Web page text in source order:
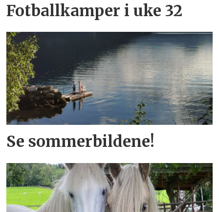
Fotballkamper i uke 32
Se sommerbildene!